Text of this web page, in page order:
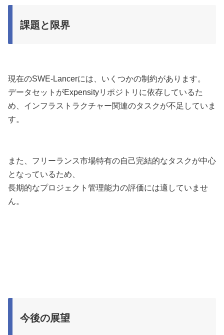
課題と限界
現在のSWE-Lancerには、いくつかの制約があります。
データセットがExpensityリポジトリに依存しているた
め、インフラストラクチャー関連のタスクが不足していま
す。
また、フリーランス市場特有の自己完結的なタスクが中心
となっているため、
長期的なプロジェクト管理能力の評価には適していませ
ん。
今後の展望